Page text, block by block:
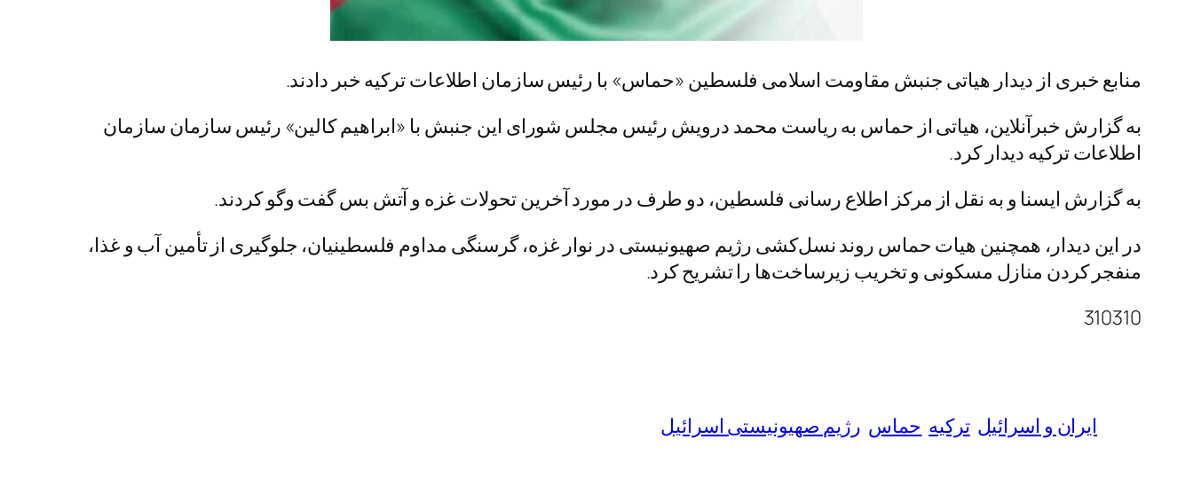
منابع خبری از دیدار هیاتی جنبش مقاومت اسلامی فلسطین «حماس» با رئیس سازمان اطلاعات ترکیه خبر دادند.
به گزارش خبرآنلاین، هیاتی از حماس به ریاست محمد درویش رئیس مجلس شورای این جنبش با «ابراهیم کالین» رئیس سازمان سازمان
اطلاعات ترکیه دیدار کرد.
به گزارش ایسنا و به نقل از مرکز اطلاع رسانی فلسطین، دو طرف در مورد آخرین تحولات غزه و آتش بس گفت وگو کردند.
در این دیدار، همچنین هیات حماس روند نسل‌کشی رژیم صهیونیستی در نوار غزه، گرسنگی مداوم فلسطینیان، جلوگیری از تأمین آب و غذا،
منفجر کردن منازل مسکونی و تخریب زیرساخت‌ها را تشریح کرد.
310310
ایران و اسرائیل ترکیه حماس رژیم صهیونیستی اسرائیل